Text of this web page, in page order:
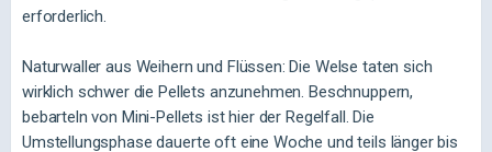
erforderlich.
Naturwaller aus Weihern und Flüssen: Die Welse taten sich
wirklich schwer die Pellets anzunehmen. Beschnuppern,
bebarteln von Mini-Pellets ist hier der Regelfall. Die
Umstellungsphase dauerte oft eine Woche und teils länger bis